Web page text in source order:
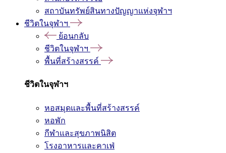
สถาบันทรัพย์สินทางปัญญาแห่งจุฬาฯ
ชีวิตในจุฬาฯ
ย้อนกลับ
ชีวิตในจุฬาฯ
พื้นที่สร้างสรรค์
ชีวิตในจุฬาฯ
หอสมุดและพื้นที่สร้างสรรค์
หอพัก
กีฬาและสุขภาพนิสิต
โรงอาหารและคาเฟ่